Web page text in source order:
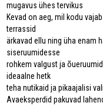
mugavus ühes tervikus
Kevad on aeg, mil kodu
terrassid
ärkavad ellu ning üha enam
siseruumidesse
rohkem valgust ja
ideaalne hetk
teha nutikaid ja pikaajalisi
Avaeksperdid pakuvad